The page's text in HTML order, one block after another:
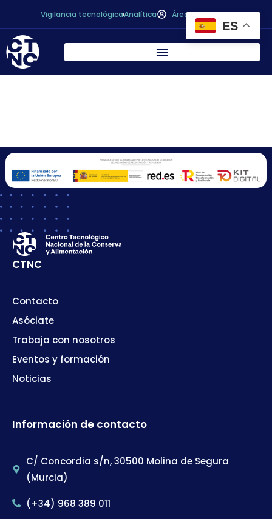
Vigilancia tecnológicaAnalítica Área personal
CTNC
Contacto
Asóciate
Trabaja con nosotros
Eventos y formación
Noticias
Información de contacto
C/ Concordia s/n, 30500 Molina de Segura
(Murcia)
(+34) 968 389 011
ES